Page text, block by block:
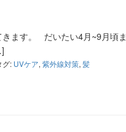
ます。 だいたい4月~9月頃ま
グ: UVケア, 紫外線対策, 髪